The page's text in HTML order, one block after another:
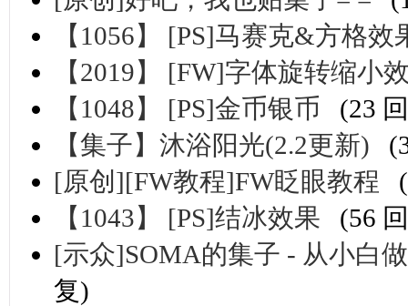
【1056】 [PS]马赛克&方格效
【2019】 [FW]字体旋转缩小
【1048】 [PS]金币银币
(23
【集子】沐浴阳光(2.2更新)
[原创][FW教程]FW眨眼教程
【1043】 [PS]结冰效果
(56
[示众]SOMA的集子 - 从小白
复)